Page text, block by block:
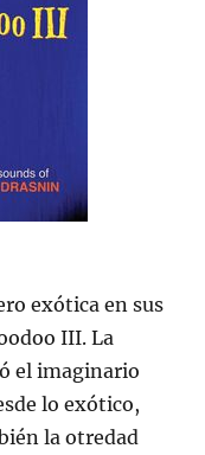
exótica en sus
III. La
el imaginario
lo exótico,
la otredad